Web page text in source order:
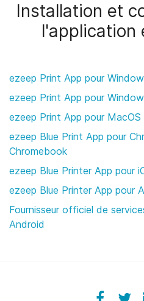
Installation et
l'application
ezeep Print App pour
ezeep Print App pour
ezeep Print App pour MacOS
ezeep Blue Print App pour
Chromebook
ezeep Blue Printer App pour
ezeep Blue Printer App pour
Fournisseur officiel de
Android